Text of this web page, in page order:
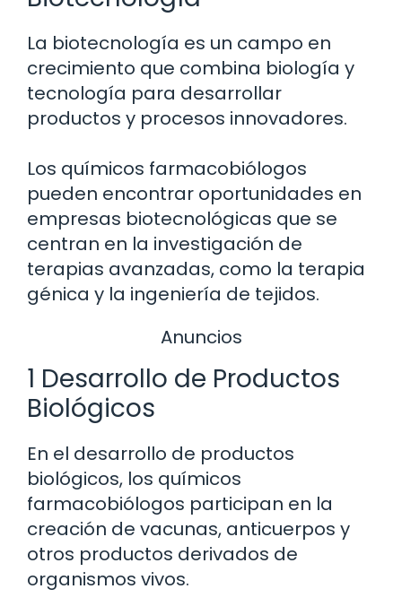
La biotecnología es un campo en
crecimiento que combina biología y
tecnología para desarrollar
productos y procesos innovadores.
Los químicos farmacobiólogos
pueden encontrar oportunidades en
empresas biotecnológicas que se
centran en la investigación de
terapias avanzadas, como la terapia
génica y la ingeniería de tejidos.
Anuncios
1 Desarrollo de Productos
Biológicos
En el desarrollo de productos
biológicos, los químicos
farmacobiólogos participan en la
creación de vacunas, anticuerpos y
otros productos derivados de
organismos vivos.